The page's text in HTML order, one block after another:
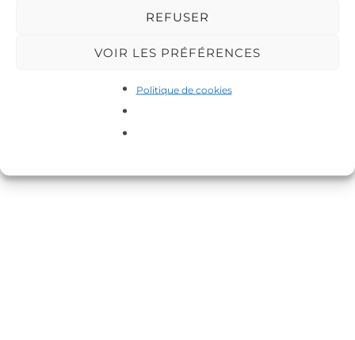
REFUSER
VOIR LES PRÉFÉRENCES
Politique de cookies